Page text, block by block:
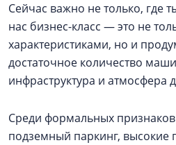
Сейчас важно не только, где
нас бизнес-класс — это не
характеристиками, но и
достаточное количество
инфраструктура и атмосфера
Среди формальных
подземный паркинг, высокие